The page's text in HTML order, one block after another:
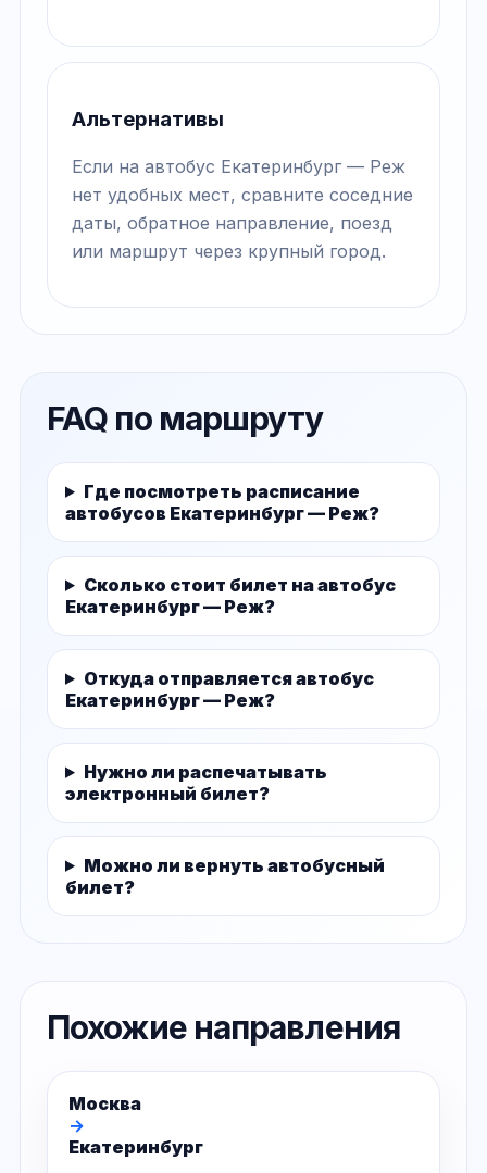
Альтернативы
Если на автобус Екатеринбург — Реж
нет удобных мест, сравните соседние
даты, обратное направление, поезд
или маршрут через крупный город.
FAQ по маршруту
Где посмотреть расписание
автобусов Екатеринбург — Реж?
Сколько стоит билет на автобус
Екатеринбург — Реж?
Откуда отправляется автобус
Екатеринбург — Реж?
Нужно ли распечатывать
электронный билет?
Можно ли вернуть автобусный
билет?
Похожие направления
Москва
→
Екатеринбург